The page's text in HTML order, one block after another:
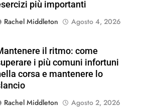
più importanti
Rachel Middleton
Agosto 4, 2026
il ritmo: come
i più comuni infortuni
corsa e mantenere lo
Rachel Middleton
Agosto 2, 2026